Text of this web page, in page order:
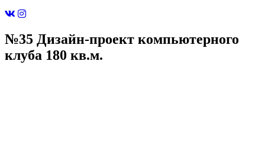
№35 Дизайн-проект компьютерного
клуба 180 кв.м.